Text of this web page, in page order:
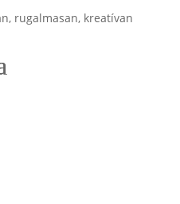
rugalmasan, kreatívan